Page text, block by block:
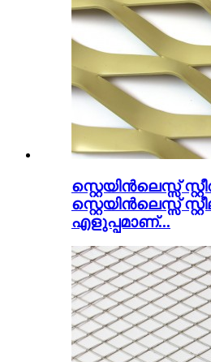
സ്റ്റെയിൻലെസ്സ്
സ്റ്റെയിൻലെസ്സ്
എളുപ്പമാണ്...